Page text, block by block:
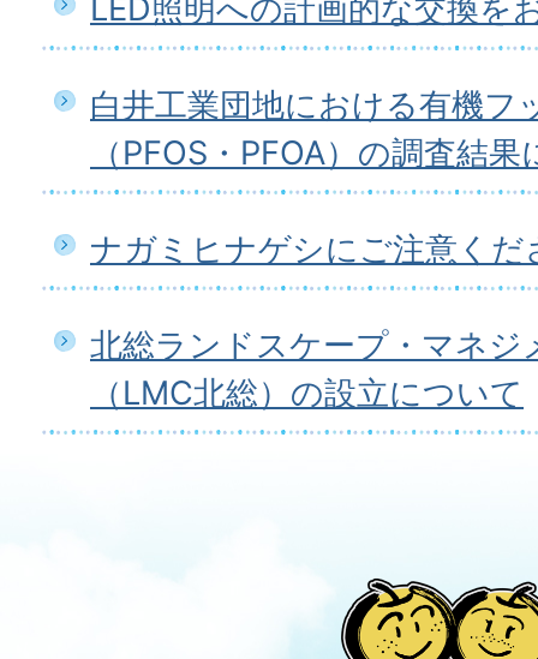
LED照明への計画的な交換を
白井工業団地における有機フ
（PFOS・PFOA）の調査結
ナガミヒナゲシにご注意くだ
北総ランドスケープ・マネジ
（LMC北総）の設立について